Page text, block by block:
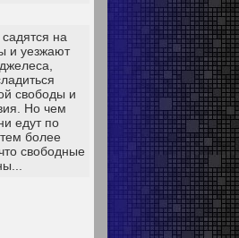
на
и уезжают
свободы и
Но чем
едут по
более
свободные